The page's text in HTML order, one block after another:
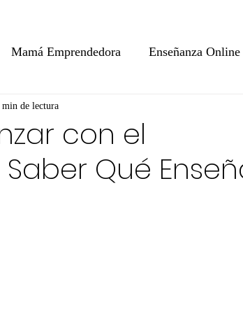
Mamá Emprendedora Enseñanza Online
con el
Qué
min de lectura